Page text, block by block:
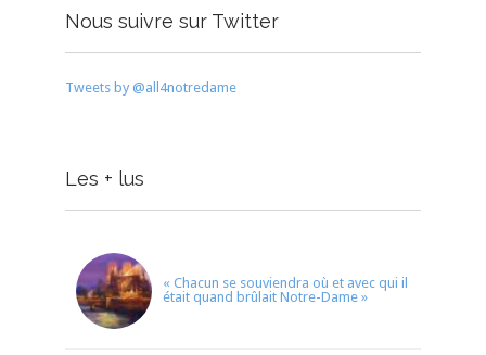
Nous suivre sur Twitter
Tweets by @all4notredame
Les + lus
« Chacun se souviendra où et avec qui il
était quand brûlait Notre-Dame »